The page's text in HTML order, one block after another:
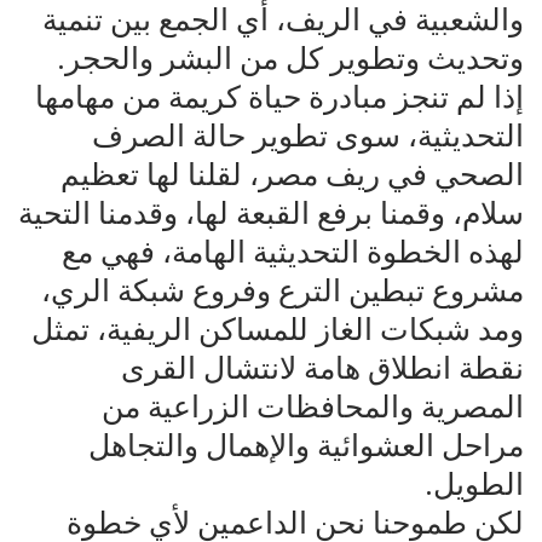
والشعبية في الريف، أي الجمع بين تنمية
وتحديث وتطوير كل من البشر والحجر.
إذا لم تنجز مبادرة حياة كريمة من مهامها
التحديثية، سوى تطوير حالة الصرف
الصحي في ريف مصر، لقلنا لها تعظيم
سلام، وقمنا برفع القبعة لها، وقدمنا التحية
لهذه الخطوة التحديثية الهامة، فهي مع
مشروع تبطين الترع وفروع شبكة الري،
ومد شبكات الغاز للمساكن الريفية، تمثل
نقطة انطلاق هامة لانتشال القرى
المصرية والمحافظات الزراعية من
مراحل العشوائية والإهمال والتجاهل
الطويل.
لكن طموحنا نحن الداعمين لأي خطوة